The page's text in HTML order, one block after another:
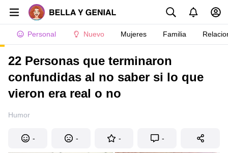
Personal Nuevo Mujeres Familia
22 Personas que terminaron
confundidas al no saber si lo que
vieron era real o no
Humor
- - - -